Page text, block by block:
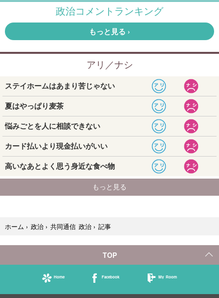
ホーム › 政治 › 共同通信 政治 › 記事
TOP
Home Facebook My Room